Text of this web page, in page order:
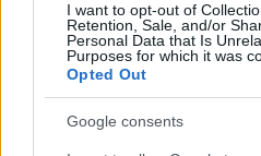
I want to opt-out of
Retention, Sale, and/or
Personal Data that Is
Purposes for which it was
Opted Out
Google consents
FORMA-1
Jelentős
Aston